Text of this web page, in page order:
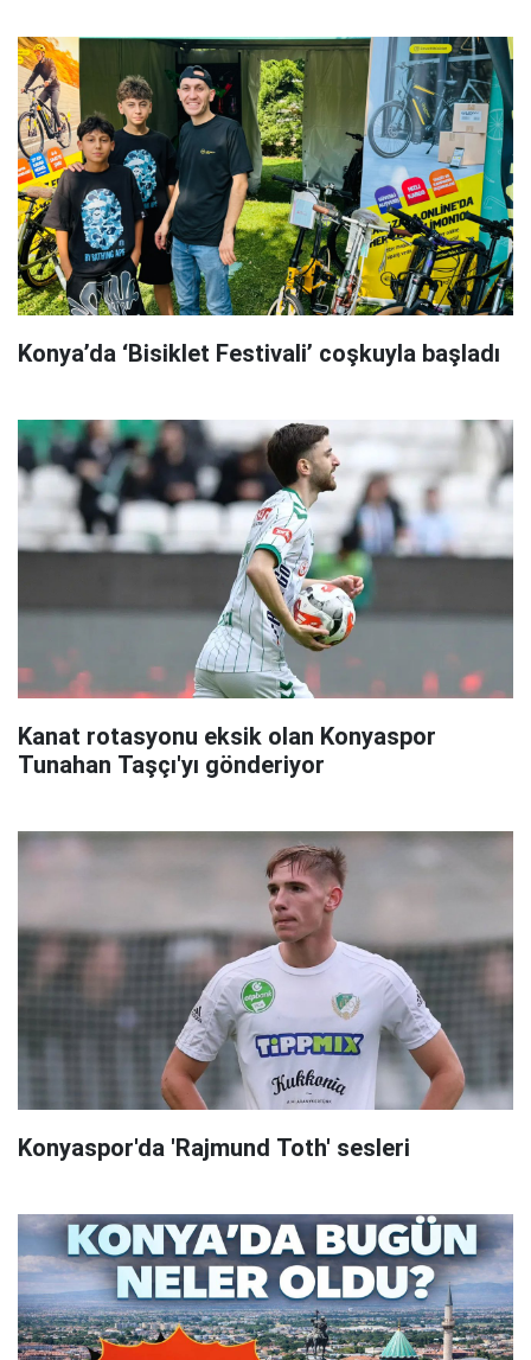
Konya’da ‘Bisiklet Festivali’ coşkuyla başladı
Kanat rotasyonu eksik olan Konyaspor
Tunahan Taşçı'yı gönderiyor
Konyaspor'da 'Rajmund Toth' sesleri